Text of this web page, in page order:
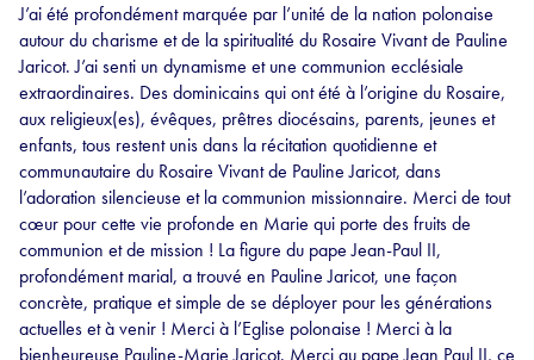
J’ai été profondément marquée par l’unité de la nation polonaise
autour du charisme et de la spiritualité du Rosaire Vivant de Pauline
Jaricot. J’ai senti un dynamisme et une communion ecclésiale
extraordinaires. Des dominicains qui ont été à l’origine du Rosaire,
aux religieux(es), évêques, prêtres diocésains, parents, jeunes et
enfants, tous restent unis dans la récitation quotidienne et
communautaire du Rosaire Vivant de Pauline Jaricot, dans
l’adoration silencieuse et la communion missionnaire. Merci de tout
cœur pour cette vie profonde en Marie qui porte des fruits de
communion et de mission ! La figure du pape Jean-Paul II,
profondément marial, a trouvé en Pauline Jaricot, une façon
concrète, pratique et simple de se déployer pour les générations
actuelles et à venir ! Merci à l’Eglise polonaise ! Merci à la